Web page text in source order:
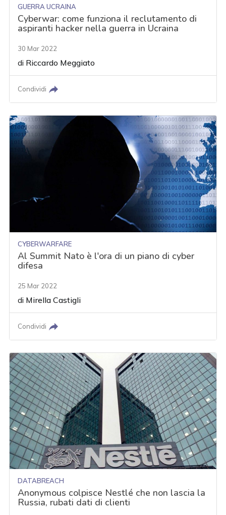
GUERRA UCRAINA
Cyberwar: come funziona il reclutamento di
aspiranti hacker nella guerra in Ucraina
30 Mar 2022
di Riccardo Meggiato
Condividi
CYBERWARFARE
Al Summit Nato è l'ora di un piano di cyber
difesa
25 Mar 2022
di Mirella Castigli
Condividi
DATABREACH
Anonymous colpisce Nestlé che non lascia la
Russia, rubati dati di clienti